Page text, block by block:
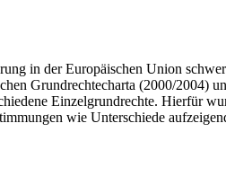
in der Europäischen Union
Grundrechtecharta (2000/2004)
Einzelgrundrechte. Hierfür
wie Unterschiede